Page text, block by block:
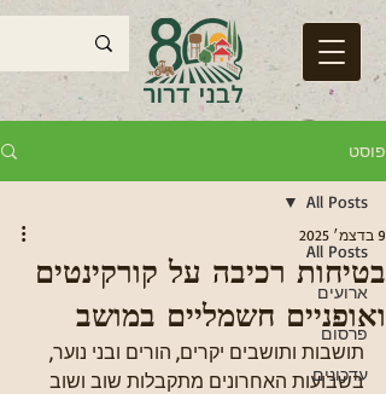
פוסט
All Posts
ארועים
פרסום
עדכונים
All Posts
בטיחות רכיבה על קורקינטים
ואופניים חשמליים במושב
9 בדצמ׳ 2025
תושבות ותושבים יקרים, הורים ובני נוער,
בשבועות האחרונים מתקבלות שוב ושוב